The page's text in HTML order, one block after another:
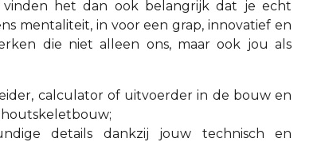
het dan ook belangrijk dat je echt
mentaliteit, in voor een grap, innovatief en
die niet alleen ons, maar ook jou als
calculator of uitvoerder in de bouw en
details dankzij jouw technisch en